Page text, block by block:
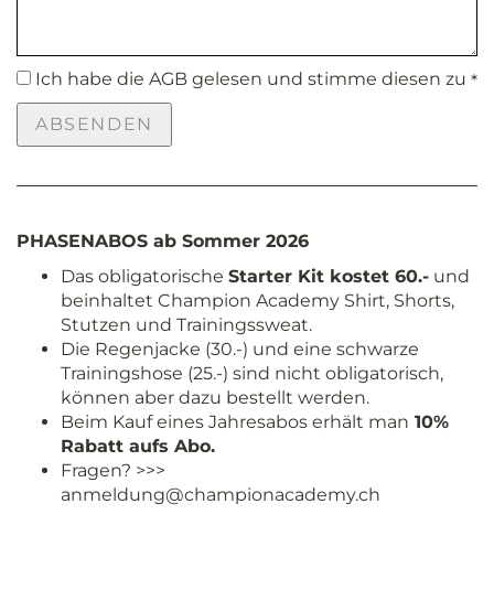
PHASENABOS ab Sommer 2026
Das obligatorische Starter Kit kostet 60.- und
beinhaltet Champion Academy Shirt, Shorts,
Stutzen und Trainingssweat.
Die Regenjacke (30.-) und eine schwarze
Trainingshose (25.-) sind nicht obligatorisch,
können aber dazu bestellt werden.
Beim Kauf eines Jahresabos erhält man 10%
Rabatt aufs Abo.
Fragen? >>>
anmeldung@championacademy.ch
Ich habe die AGB gelesen und stimme diesen zu *
ABSENDEN